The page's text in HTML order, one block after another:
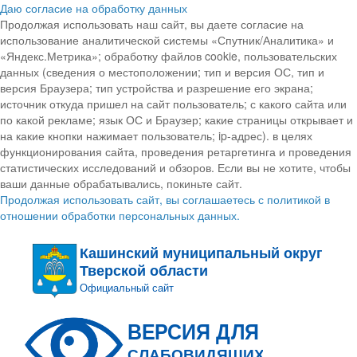
Даю согласие на обработку данных
Продолжая использовать наш сайт, вы даете согласие на
использование аналитической системы «Спутник/Аналитика» и
«Яндекс.Метрика»; обработку файлов cookie, пользовательских
данных (сведения о местоположении; тип и версия ОС, тип и
версия Браузера; тип устройства и разрешение его экрана;
источник откуда пришел на сайт пользователь; с какого сайта или
по какой рекламе; язык ОС и Браузер; какие страницы открывает и
на какие кнопки нажимает пользователь; ip-адрес). в целях
функционирования сайта, проведения ретаргетинга и проведения
статистических исследований и обзоров. Если вы не хотите, чтобы
ваши данные обрабатывались, покиньте сайт.
Продолжая использовать сайт, вы соглашаетесь с политикой в
отношении обработки персональных данных.